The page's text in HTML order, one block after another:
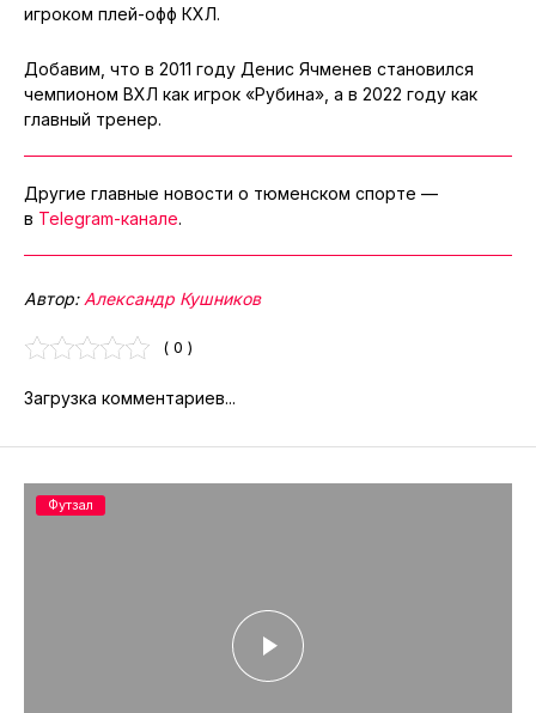
игроком плей-офф КХЛ.
Добавим, что в 2011 году Денис Ячменев становился
чемпионом ВХЛ как игрок «Рубина», а в 2022 году как
главный тренер.
Другие главные новости о тюменском спорте —
в Telegram-канале.
Автор: Александр Кушников
( 0 )
Загрузка комментариев...
Футзал